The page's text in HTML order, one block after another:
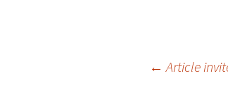
Navigation
← Article